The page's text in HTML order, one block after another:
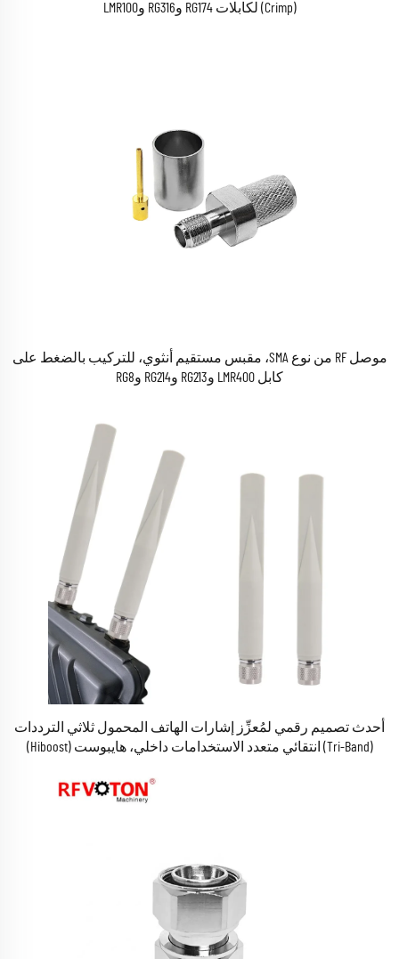
(Crimp) لكابلات RG174 وRG316 وLMR100
موصل RF من نوع SMA، مقبس مستقيم أنثوي، للتركيب بالضغط على
كابل LMR400 وRG213 وRG214 وRG8
أحدث تصميم رقمي لمُعزِّز إشارات الهاتف المحمول ثلاثي الترددات
(Tri-Band) انتقائي متعدد الاستخدامات داخلي، هايبوست (Hiboost)
مخصص للسيارة